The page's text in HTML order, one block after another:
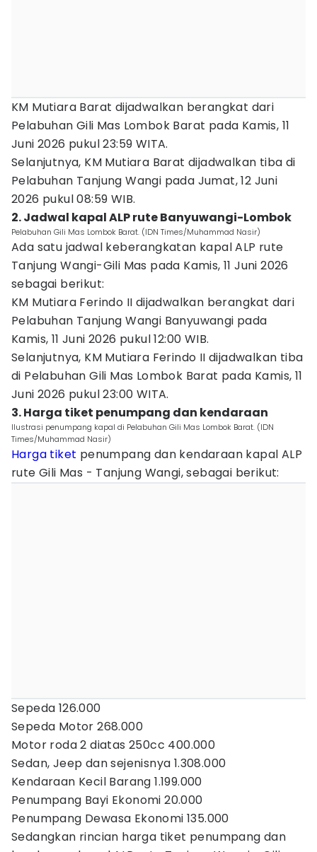
KM Mutiara Barat dijadwalkan berangkat dari
Pelabuhan Gili Mas Lombok Barat pada Kamis, 11
Juni 2026 pukul 23:59 WITA.
Selanjutnya, KM Mutiara Barat dijadwalkan tiba di
Pelabuhan Tanjung Wangi pada Jumat, 12 Juni
2026 pukul 08:59 WIB.
2. Jadwal kapal ALP rute Banyuwangi-Lombok
Pelabuhan Gili Mas Lombok Barat. (IDN Times/Muhammad Nasir)
Ada satu jadwal keberangkatan kapal ALP rute
Tanjung Wangi-Gili Mas pada Kamis, 11 Juni 2026
sebagai berikut:
KM Mutiara Ferindo II dijadwalkan berangkat dari
Pelabuhan Tanjung Wangi Banyuwangi pada
Kamis, 11 Juni 2026 pukul 12:00 WIB.
Selanjutnya, KM Mutiara Ferindo II dijadwalkan tiba
di Pelabuhan Gili Mas Lombok Barat pada Kamis, 11
Juni 2026 pukul 23:00 WITA.
3. Harga tiket penumpang dan kendaraan
Ilustrasi penumpang kapal di Pelabuhan Gili Mas Lombok Barat. (IDN
Times/Muhammad Nasir)
Harga tiket penumpang dan kendaraan kapal ALP
rute Gili Mas - Tanjung Wangi, sebagai berikut:
Sepeda 126.000
Sepeda Motor 268.000
Motor roda 2 diatas 250cc 400.000
Sedan, Jeep dan sejenisnya 1.308.000
Kendaraan Kecil Barang 1.199.000
Penumpang Bayi Ekonomi 20.000
Penumpang Dewasa Ekonomi 135.000
Sedangkan rincian harga tiket penumpang dan